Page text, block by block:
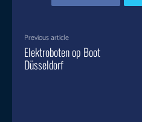
Previous article
Elektroboten op Boot
Düsseldorf